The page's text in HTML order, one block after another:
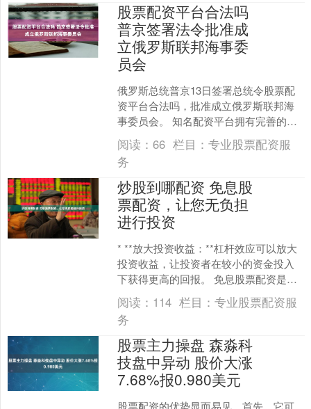
股票配资平台合法吗
普京签署法令批准成
立俄罗斯联邦海事委
员会
俄罗斯总统普京13日签署总统令股票配
资平台合法吗，批准成立俄罗斯联邦海
事委员会。 知名配资平台拥有完善的风
控体系和专业的风控团队，严格把控风
险，保障投资者资金安....
阅读：66 栏目：专业股票配资服
务
炒股到哪配资 免息股
票配资，让您无负担
进行投资
* **放大投资收益：**杠杆效应可以放大
投资收益，让投资者在较小的资金投入
下获得更高的回报。 免息股票配资是一
种投资方式，可以让您进行股票交易而
无需支付利息费....
阅读： 114 栏目：专业股票配资服
务
股票主力操盘 森淼科
技盘中异动 股价大涨
7.68%报0.980美元
股票配资的优势显而易见。首先，它可